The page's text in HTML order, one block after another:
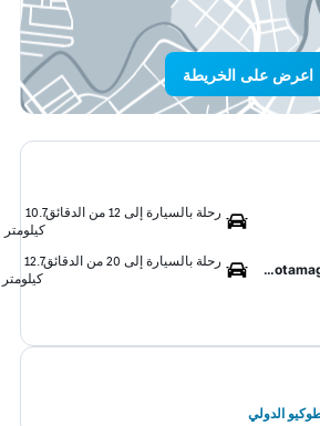
اعرض على الخريطة
رحلة بالسيارة إلى 12 من الدقائق
10.7
كيلومتر
Futakotamagawa Ryokuchi Undojo
رحلة بالسيارة إلى 20 من الدقائق
12.7
كيلومتر
الدولي